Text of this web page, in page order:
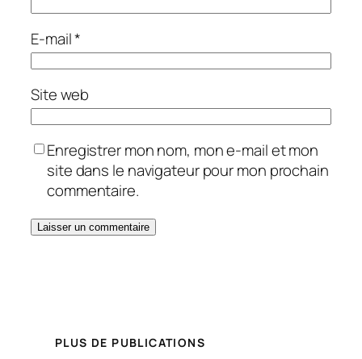
E-mail*
Site web
Enregistrer mon nom, mon e-mail et mon
site dans le navigateur pour mon prochain
commentaire.
PLUS DE PUBLICATIONS